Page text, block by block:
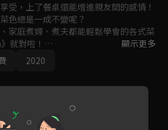
受，上了餐桌還能增進親友間的感情！
色總是一成不變呢？
家庭煮婦、煮夫都能輕鬆學會的各式菜
就對啦！
師齊聚一堂，教各位如何將各種食材組
做菜的婆媽們在鏡頭前展現廚藝，SHO
，就一起跟著《美味 So Much》，開啟
顯示更多
2020